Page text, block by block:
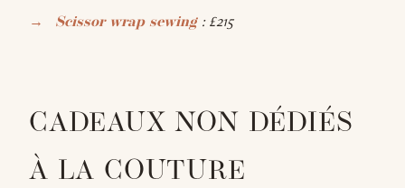
Scissor wrap sewing : £215
CADEAUX NON DÉDIÉS
À LA COUTURE